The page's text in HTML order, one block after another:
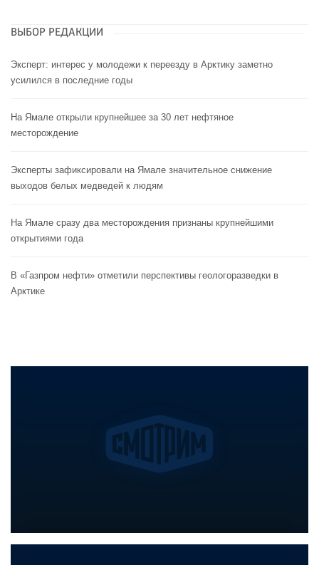
ВЫБОР РЕДАКЦИИ
Эксперт: интерес у молодежи к переезду в Арктику заметно
усилился в последние годы
На Ямале открыли крупнейшее за 30 лет нефтяное
месторождение
Эксперты зафиксировали на Ямале значительное снижение
выходов белых медведей к людям
На Ямале сразу два месторождения признаны крупнейшими
открытиями года
В «Газпром нефти» отметили перспективы геологоразведки в
Арктике